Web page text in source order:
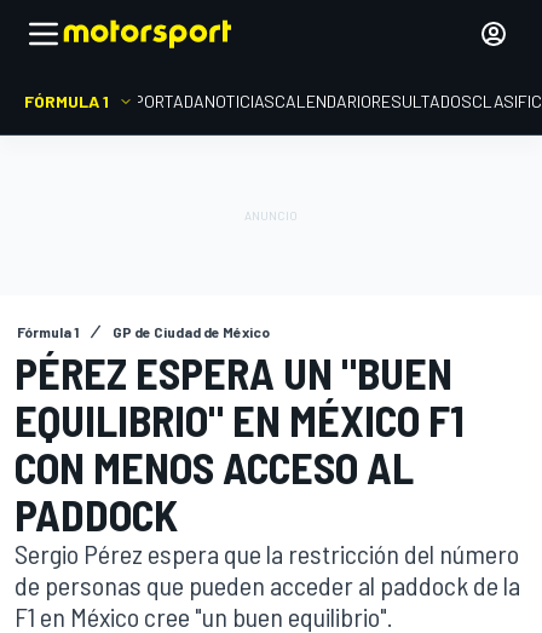
FÓRMULA 1 PORTADANOTICIASCALENDARIORESULTADOS
Fórmula 1 GP de Ciudad de México
PÉREZ ESPERA UN "BUEN
EQUILIBRIO" EN MÉXICO F1
CON MENOS ACCESO AL
PADDOCK
Sergio Pérez espera que la restricción del número
de personas que pueden acceder al paddock de la
F1 en México cree "un buen equilibrio".